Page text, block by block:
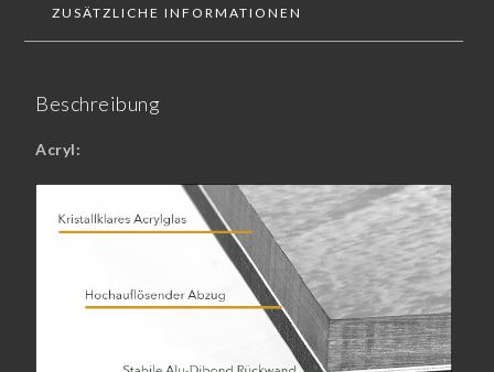
ZUSÄTZLICHE INFORMATIONEN
Beschreibung
Acryl: